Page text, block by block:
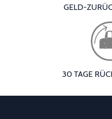
GELD-
30 TAGE